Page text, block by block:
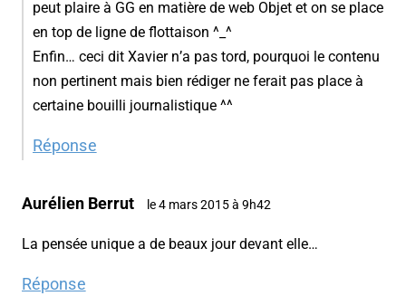
peut plaire à GG en matière de web Objet et on se place
en top de ligne de flottaison ^_^
Enfin… ceci dit Xavier n’a pas tord, pourquoi le contenu
non pertinent mais bien rédiger ne ferait pas place à
certaine bouilli journalistique ^^
Réponse
Aurélien Berrut le 4 mars 2015 à 9h42
La pensée unique a de beaux jour devant elle…
Réponse